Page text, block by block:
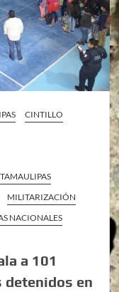
CINTILLO
MILITARIZACIÓN
NACIONALES
a 101
detenidos en